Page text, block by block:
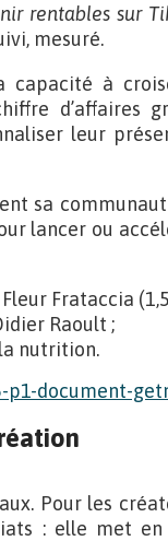
rentables sur
mesuré.
capacité à
d’affaires
leur
sa
lancer ou
Frataccia
Raoult ;
nutrition.
Pour les
: elle met